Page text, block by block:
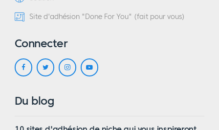
Site d'adhésion "Done For You" (fait pour vous)
Connecter
Du blog